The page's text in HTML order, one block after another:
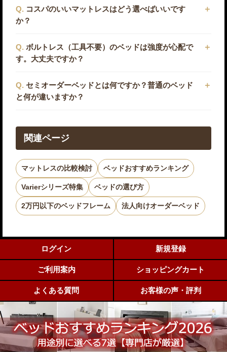
コスパのいいマットレスはどう選べばいいです
か？
ボルトレス（工具不要）のベッドは強度が心配で
す。大丈夫ですか？
セミオーダーベッドとは何ですか？普通のベッド
と何が違いますか？
関連ページ
マットレスの比較検討 ベッドおすすめランキング
Varierシリーズ特集 ベッドの選び方
2万円以下のベッドフレーム 法人向けオーダーベッド
ログイン 新規登録
ご利用案内 ショッピングカート
よくある質問 お客様の声・評判